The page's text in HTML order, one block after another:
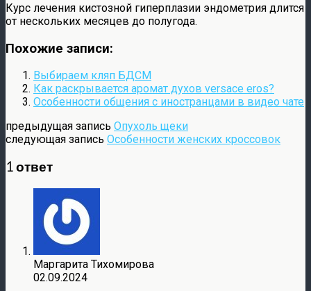
Курс лечения кистозной гиперплазии эндометрия длится
от нескольких месяцев до полугода.
Похожие записи:
Выбираем кляп БДСМ
Как раскрывается аромат духов versace eros?
Особенности общения с иностранцами в видео чате
предыдущая запись Опухоль щеки
следующая запись Особенности женских кроссовок
1 ответ
Маргарита Тихомирова
02.09.2024